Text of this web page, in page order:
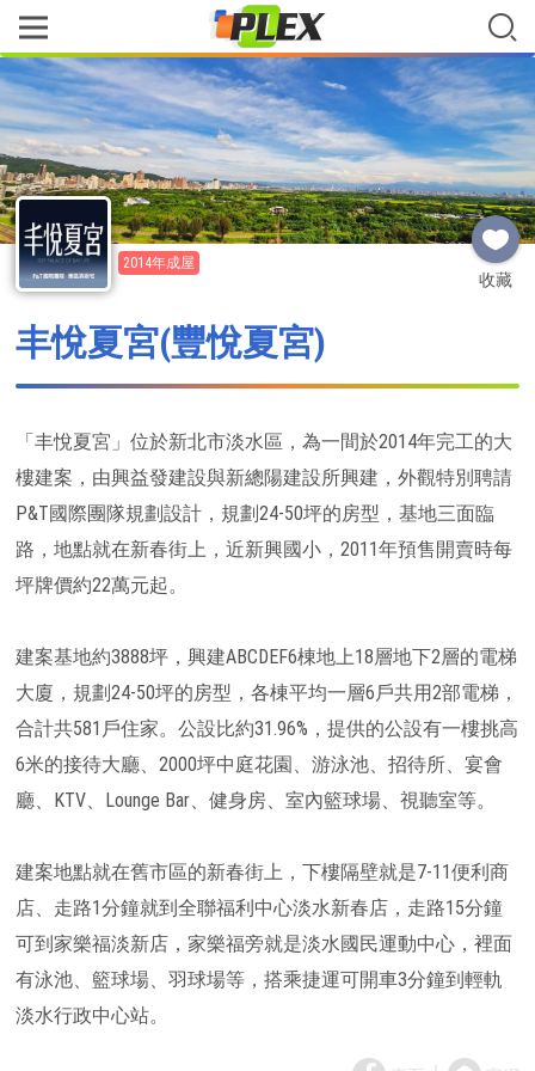
收藏
2014年成屋
丰悅夏宮(豐悅夏宮)
「丰悅夏宮」位於新北市淡水區，為一間於2014年完工的大
樓建案，由興益發建設與新總陽建設所興建，外觀特別聘請
P&T國際團隊規劃設計，規劃24-50坪的房型，基地三面臨
路，地點就在新春街上，近新興國小，2011年預售開賣時每
坪牌價約22萬元起。
建案基地約3888坪，興建ABCDEF6棟地上18層地下2層的電梯
大廈，規劃24-50坪的房型，各棟平均一層6戶共用2部電梯，
合計共581戶住家。公設比約31.96%，提供的公設有一樓挑高
6米的接待大廳、2000坪中庭花園、游泳池、招待所、宴會
廳、KTV、Lounge Bar、健身房、室內籃球場、視聽室等。
建案地點就在舊市區的新春街上，下樓隔壁就是7-11便利商
店、走路1分鐘就到全聯福利中心淡水新春店，走路15分鐘
可到家樂福淡新店，家樂福旁就是淡水國民運動中心，裡面
有泳池、籃球場、羽球場等，搭乘捷運可開車3分鐘到輕軌
淡水行政中心站。